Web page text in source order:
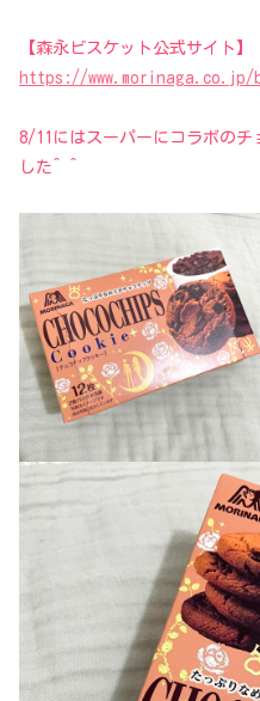
【森永ビスケット公式サイト】
https://
8/11にはスーパーにコラボのチ
した^ ^